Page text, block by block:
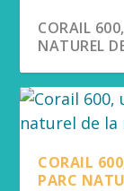
CORAIL
NATUREL
CORAIL
PARC